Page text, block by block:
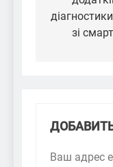
зі
Ваш адрес